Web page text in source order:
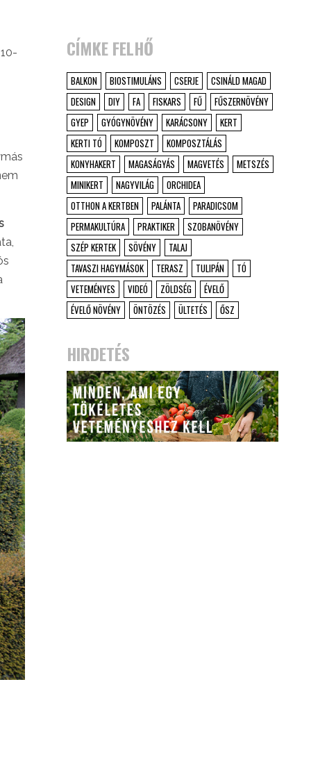
CÍMKE FELHŐ
BALKON BIOSTIMULÁNS CSERJE
CSINÁLD MAGAD
DESIGN
DIY FA FISKARS FŰ
FŰSZERNÖVÉNY
GYEP
GYÓGYNÖVÉNY KARÁCSONY
KERT
KERTI TÓ
KOMPOSZT
KOMPOSZTÁLÁS
KONYHAKERT
MAGASÁGYÁS MAGVETÉS
METSZÉS
MINIKERT
NAGYVILÁG
ORCHIDEA
OTTHON A KERTBEN
PALÁNTA
PARADICSOM
PERMAKULTÚRA
PRAKTIKER
SZOBANÖVÉNY
SZÉP KERTEK
SÖVÉNY
TALAJ
TAVASZI HAGYMÁSOK
TERASZ TULIPÁN
TÓ
VETEMÉNYES
VIDEÓ ZÖLDSÉG
ÉVELŐ
ÉVELŐ NÖVÉNY
ÖNTÖZÉS ÜLTETÉS ŐSZ
HIRDETÉS